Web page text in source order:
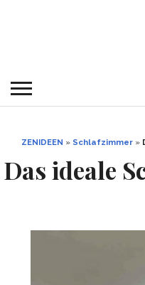
ZENIDEEN » Schlafzimmer »
Das ideale